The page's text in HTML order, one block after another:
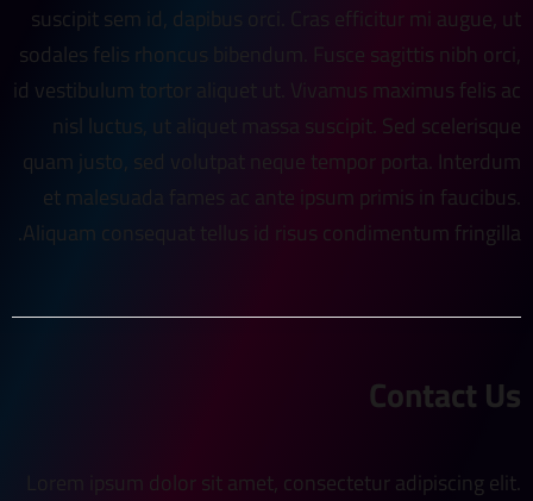
suscipit sem id, dapibus orci. Cras efficitur mi augue, ut
sodales felis rhoncus bibendum. Fusce sagittis nibh orci,
id vestibulum tortor aliquet ut. Vivamus maximus felis ac
nisl luctus, ut aliquet massa suscipit. Sed scelerisque
quam justo, sed volutpat neque tempor porta. Interdum
et malesuada fames ac ante ipsum primis in faucibus.
Aliquam consequat tellus id risus condimentum fringilla.
Contact Us
Lorem ipsum dolor sit amet, consectetur adipiscing elit.